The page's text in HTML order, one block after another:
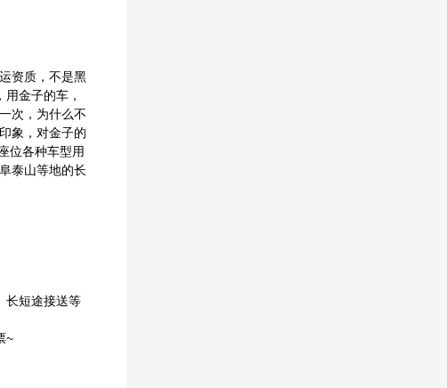
资质，不是黑
金子的车，
次，为什么不
象，对金子的
位各种车型用
泰山等地的长
长短途接送等
~